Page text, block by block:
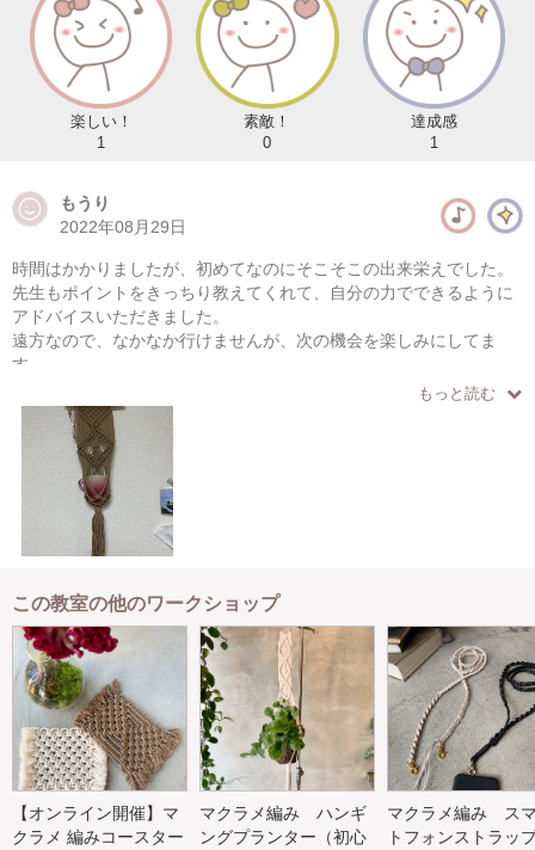
楽しい！
1
素敵！
0
達成感
1
もうり
2022年08月29日
時間はかかりましたが、初めてなのにそこそこの出来栄えでした。
先生もポイントをきっちり教えてくれて、自分の力でできるように
アドバイスいただきました。
遠方なので、なかなか行けませんが、次の機会を楽しみにしてま
す。
もっと読む
この教室の他のワークショップ
【オンライン開催】マ
クラメ 編みコースター
マクラメ編み ハンギ
ングプランター（初心
マクラメ編み ス
トフォンストラッ